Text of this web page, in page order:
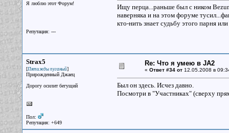
Я люблю этот Форум!
Репутация: ---
Ищу перца...раньше был с ником
наверняка и на этом форуме
кто-нить знает судьбу этого парня
Strax5
[Пятижды пуганый]
Прирожденный Джаец
Дорогу осилит бегущий
Пол:
Репутация: +649
Re: Что я умею в JA2
« Ответ #34 от12.05.2008 в
Был он здесь. Исчез давно.
Посмотри в "Участниках" (сверху